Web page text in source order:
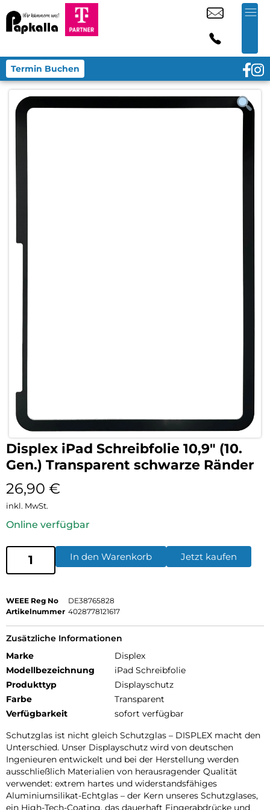
Termin Buchen
Displex iPad Schreibfolie 10,9″ (10.
Gen.) Transparent schwarze Ränder
26,90 €
inkl. MwSt.
Online verfügbar
In den Warenkorb Jetzt kaufen
WEEE Reg No
DE38765828
Artikelnummer 4028778121617
Zusätzliche Informationen
Marke
Displex
Modellbezeichnung
iPad Schreibfolie
Produkttyp
Displayschutz
Farbe
Transparent
Verfügbarkeit
sofort verfügbar
Schutzglas ist nicht gleich Schutzglas – DISPLEX macht den
Unterschied. Unser Displayschutz wird von deutschen
Ingenieuren entwickelt und bei der Herstellung werden
ausschließlich Materialien von herausragender Qualität
verwendet: extrem hartes und widerstandsfähiges
Aluminiumsilikat-Echtglas – der Kern unseres Schutzglases,
ein High-Tech-Coating, das dauerhaft Fingerabdrücke und